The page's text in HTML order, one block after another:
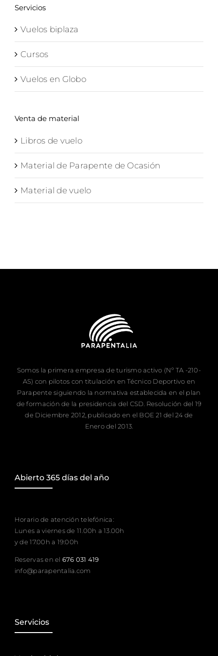
Servicios
Vuelos biplaza
Cursos
Vuelos en Globo
Venta de material
Libros de vuelo
Material de Parapente de Ocasión
Material de vuelo
Somos la primera empresa de turismo activo (Nº TA -210-
AS) con pilotos con titulación en Técnico Deportivo en
Parapente siguiendo la normativa establecida en el plan
de formación de la presidencia del CSD. Resolución del 19
de Diciembre 2012, publicado en el BOE 21 del 24 de
Enero del 2013.
Abierto 365 días del año
Horario de atención telefónica:
Lunes a viernes de 11.00h a 13.00h
y de 17.00h a 19:00h
Reservas en el 676 031 419
info@parapentalia.com
Servicios